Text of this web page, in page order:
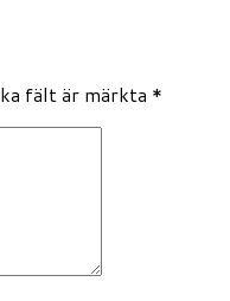
fält är märkta *